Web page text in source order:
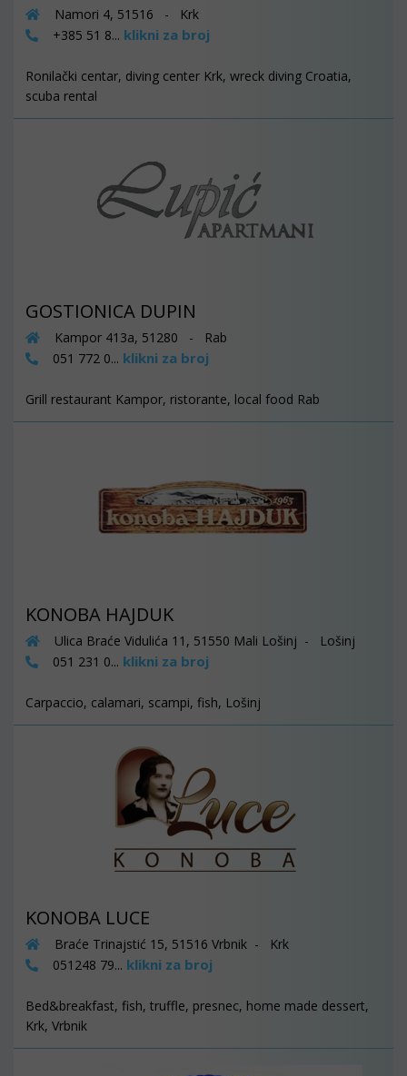
Namori 4, 51516 - Krk
+385 51 8... klikni za broj
Ronilački centar, diving center Krk, wreck diving Croatia,
scuba rental
GOSTIONICA DUPIN
Kampor 413a, 51280 - Rab
051 772 0... klikni za broj
Grill restaurant Kampor, ristorante, local food Rab
KONOBA HAJDUK
Ulica Braće Vidulića 11, 51550 Mali Lošinj - Lošinj
051 231 0... klikni za broj
Carpaccio, calamari, scampi, fish, Lošinj
KONOBA LUCE
Braće Trinajstić 15, 51516 Vrbnik - Krk
051248 79... klikni za broj
Bed&breakfast, fish, truffle, presnec, home made dessert,
Krk, Vrbnik